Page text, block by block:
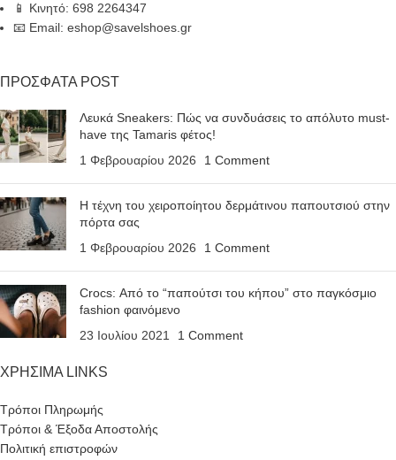
📱 Κινητό: 698 2264347
📧 Email: eshop@savelshoes.gr
ΠΡΟΣΦΑΤΑ POST
Λευκά Sneakers: Πώς να συνδυάσεις το απόλυτο must-
have της Tamaris φέτος!
1 Φεβρουαρίου 2026
1 Comment
Η τέχνη του χειροποίητου δερμάτινου παπουτσιού στην
πόρτα σας
1 Φεβρουαρίου 2026
1 Comment
Crocs: Από το “παπούτσι του κήπου” στο παγκόσμιο
fashion φαινόμενο
23 Ιουλίου 2021
1 Comment
ΧΡΗΣΙΜΑ LINKS
Τρόποι Πληρωμής
Τρόποι & Έξοδα Αποστολής
Πολιτική επιστροφών